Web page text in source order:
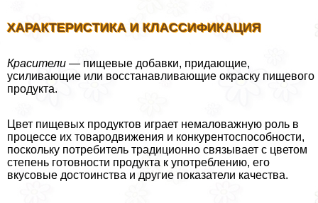
ХАРАКТЕРИСТИКА И КЛАССИФИКАЦИЯ
Красители — пищевые добавки, придающие,
усиливающие или восстанавливающие окраску пищевого
продукта.
Цвет пищевых продуктов играет немаловажную роль в
процессе их товародвижения и конкурентоспособности,
поскольку потребитель традиционно связывает с цветом
степень готовности продукта к употрeблению, его
вкусовые достоинства и другие показатели качества.